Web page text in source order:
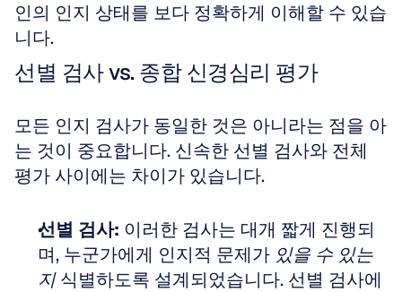
인의 인지 상태를 보다 정확하게 이해할 수 있습
니다.
선별 검사 vs. 종합 신경심리 평가
모든 인지 검사가 동일한 것은 아니라는 점을 아
는 것이 중요합니다. 신속한 선별 검사와 전체
평가 사이에는 차이가 있습니다.
선별 검사: 이러한 검사는 대개 짧게 진행되
며, 누군가에게 인지적 문제가 있을 수 있는
지 식별하도록 설계되었습니다. 선별 검사에